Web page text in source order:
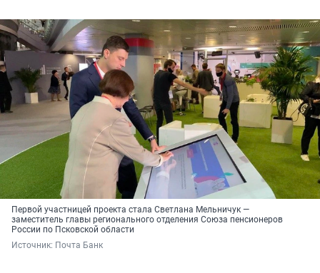
Первой участницей проекта стала Светлана Мельничук —
заместитель главы регионального отделения Союза пенсионеров
России по Псковской области
Источник: Почта Банк